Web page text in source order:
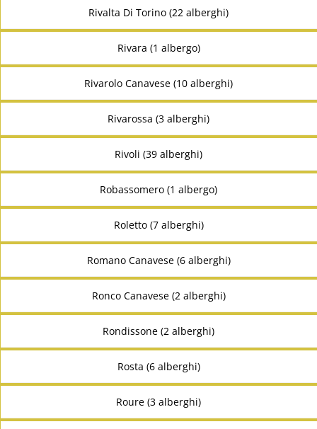
Rivalta Di Torino (22 alberghi)
Rivara (1 albergo)
Rivarolo Canavese (10 alberghi)
Rivarossa (3 alberghi)
Rivoli (39 alberghi)
Robassomero (1 albergo)
Roletto (7 alberghi)
Romano Canavese (6 alberghi)
Ronco Canavese (2 alberghi)
Rondissone (2 alberghi)
Rosta (6 alberghi)
Roure (3 alberghi)